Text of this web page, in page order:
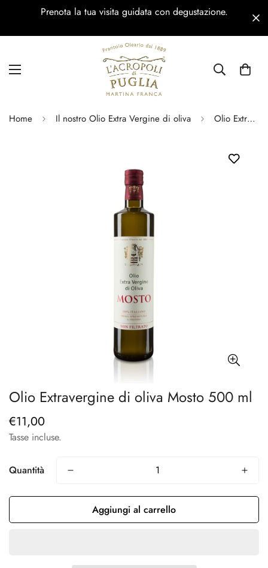
Prenota la tua visita guidata con degustazione.
Home Il nostro Olio Extra Vergine di oliva Olio Extravergine di oliva Mosto 500 ml
Olio Extravergine di oliva Mosto 500 ml
Prezzo
regolare
€11,00
Tasse incluse.
Quantità
Aggiungi al carrello